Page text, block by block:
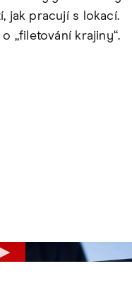
jak pracují s lokací.
„filetování krajiny“.